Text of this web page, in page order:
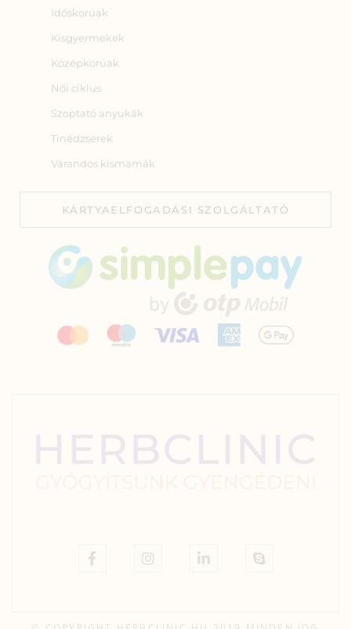
Időskorúak
Kisgyermekek
Középkorúak
Női ciklus
Szoptató anyukák
Tinédzserek
Várandós kismamák
KÁRTYAELFOGADÁSI SZOLGÁLTATÓ